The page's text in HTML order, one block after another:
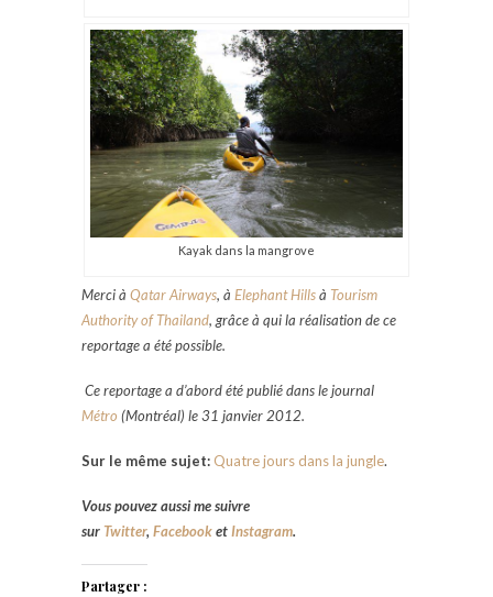
Kayak dans la mangrove
Merci à Qatar Airways, à Elephant Hillsà Tourism
Authority of Thailand, grâce à qui la réalisation de ce
reportage a été possible.
Ce reportage a d’abord été publié dans le journal
Métro (Montréal) le 31 janvier 2012.
Sur le même sujet: Quatre jours dans la jungle.
Vous pouvez aussi me suivre
sur Twitter,FacebooketInstagram.
Partager :